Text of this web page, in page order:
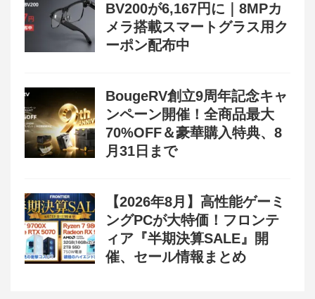
BV200が6,167円に｜8MPカ
メラ搭載スマートグラス用ク
ーポン配布中
BougeRV創立9周年記念キャ
ンペーン開催！全商品最大
70%OFF＆豪華購入特典、8
月31日まで
【2026年8月】高性能ゲーミ
ングPCが大特価！フロンテ
ィア『半期決算SALE』開
催、セール情報まとめ